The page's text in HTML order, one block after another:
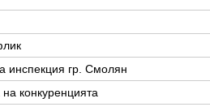
инспекция гр. Смолян
конкуренцията